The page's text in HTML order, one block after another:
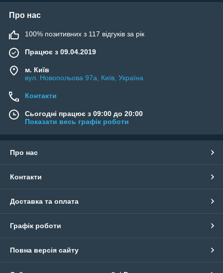
Про нас
100% позитивних з 117 відгуків за рік
Працює з 09.04.2019
м. Київ
вул. Новопольова 97а, Київ, Україна
Контакти
Сьогодні працює з 09:00 до 20:00
Показати весь графік роботи
Про нас
Контакти
Доставка та оплата
Графік роботи
Повна версія сайту